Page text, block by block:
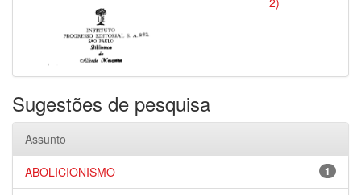
Sugestões de pesquisa
Assunto
1
ABOLICIONISMO